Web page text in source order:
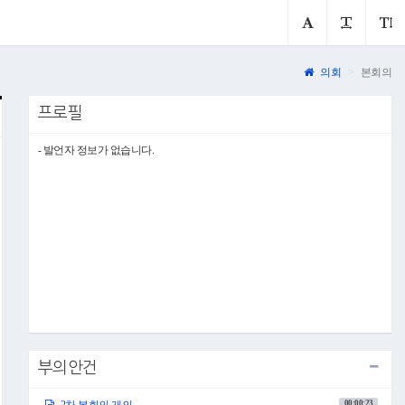
의회 본회의
프로필
- 발언자 정보가 없습니다.
부의안건
00:00:23